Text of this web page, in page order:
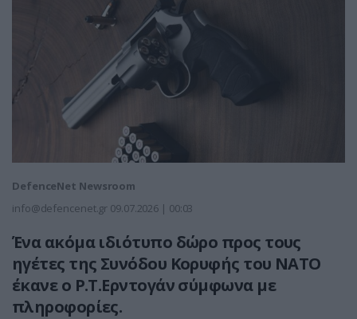
DefenceNet Newsroom
info@defencenet.gr 09.07.2026 | 00:03
Ένα ακόμα ιδιότυπο δώρο προς τους
ηγέτες της Συνόδου Κορυφής του ΝΑΤΟ
έκανε ο Ρ.Τ.Ερντογάν σύμφωνα με
πληροφορίες.